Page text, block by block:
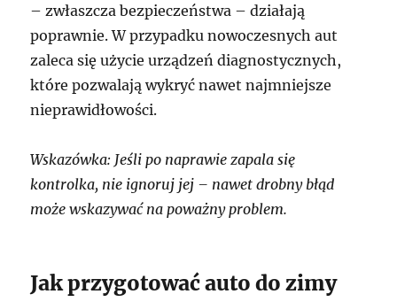
– zwłaszcza bezpieczeństwa – działają
poprawnie. W przypadku nowoczesnych aut
zaleca się użycie urządzeń diagnostycznych,
które pozwalają wykryć nawet najmniejsze
nieprawidłowości.
Wskazówka: Jeśli po naprawie zapala się
kontrolka, nie ignoruj jej – nawet drobny błąd
może wskazywać na poważny problem.
Jak przygotować auto do zimy